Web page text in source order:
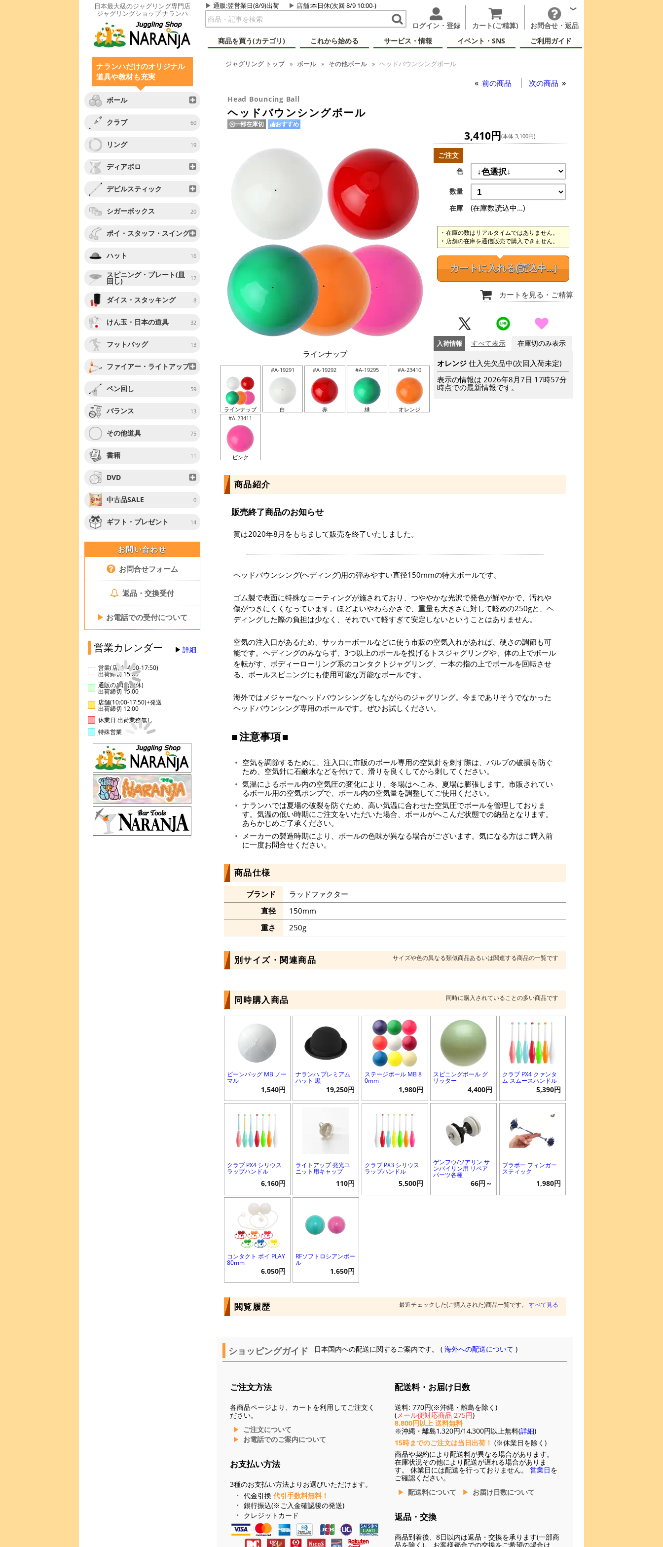
日本最大級のジャグリング専門店
ジャグリングショップ ナランハ
通販:翌営業日(8/9)出荷 店舗:本日休(次回 8/9 10:00-)
ログイン・登録 カート(ご精算)
お問合せ・返品
商品を買う(カテゴリ)
これから始める サービス・情報 イベント・SNS ご利用ガイド
ナランハだけのオリジナル
道具や教材も充実
ボール
クラブ 60
リング 19
ディアボロ
デビルスティック
シガーボックス 20
ポイ・スタッフ・スイング
ハット 16
スピニング・プレート(皿
回し) 12
ダイス・スタッキング 8
けん玉・日本の道具 32
フットバッグ 13
ファイアー・ライトアップ
ペン回し 59
バランス 13
その他道具 75
書籍 11
DVD
中古品SALE 0
ギフト・プレゼント 14
お問い合わせ
お問合せフォーム
返品・交換受付
▶ お電話での受付について
営業カレンダー 詳細
営業(店舗14:00-17:50)
出荷締切 15:00
通販のみ(店舗休)
出荷締切 15:00
店舗(10:00-17:50)+発送
出荷締切 12:00
休業日 出荷業務無し
特殊営業
ジャグリング トップ ボール その他ボール ヘッドバウンシングボール
前の商品 次の商品
Head Bouncing Ball
ヘッドバウンシングボール
一部在庫切 おすすめ
ラインナップ
ラインナップ
#A-19291
白
#A-19292
赤
#A-19295
緑
#A-23410
オレンジ
#A-23411
ピンク
3,410円(本体 3,100円)
ご注文
色
数量
在庫
(在庫数読込中...)
在庫の数はリアルタイムではありません。
店舗の在庫を通信販売で購入できません。
カートに入れる(読込中...)
カートを見る ・ご精算
入荷情報 すべて表示 在庫切のみ表示
オレンジ 仕入先欠品中(次回入荷未定)
表示の情報は 2026年8月7日 17時57分
時点での最新情報です。
商品紹介
販売終了商品のお知らせ
黄は2020年8月をもちまして販売を終了いたしました。
ヘッドバウンシング(ヘディング)用の弾みやすい直径150mmの特大ボールです。
ゴム製で表面に特殊なコーティングが施されており、つややかな光沢で発色が鮮やかで、汚れや
傷がつきにくくなっています。ほどよいやわらかさで、重量も大きさに対して軽めの250gと、ヘ
ディングした際の負担は少なく、それでいて軽すぎて安定しないということはありません。
空気の注入口があるため、サッカーボールなどに使う市販の空気入れがあれば、硬さの調節も可
能です。ヘディングのみならず、3つ以上のボールを投げるトスジャグリングや、体の上でボール
を転がす、ボディーローリング系のコンタクトジャグリング、一本の指の上でボールを回転させ
る、ボールスピニングにも使用可能な万能なボールです。
海外ではメジャーなヘッドバウンシングをしながらのジャグリング。今までありそうでなかった
ヘッドバウンシング専用のボールです。ぜひお試しください。
注意事項
空気を調節するために、注入口に市販のボール専用の空気針を刺す際は、バルブの破損を防ぐ
ため、空気針に石鹸水などを付けて、滑りを良くしてから刺してください。
気温によるボール内の空気圧の変化により、冬場はへこみ、夏場は膨張します。市販されてい
るボール用の空気ポンプで、ボール内の空気量を調整してご使用ください。
ナランハでは夏場の破裂を防ぐため、高い気温に合わせた空気圧でボールを管理しておりま
す。気温の低い時期にご注文をいただいた場合、ボールがへこんだ状態での納品となります。
あらかじめご了承ください。
メーカーの製造時期により、ボールの色味が異なる場合がございます。気になる方はご購入前
に一度お問合せください。
商品仕様
ブランド
ラッドファクター
直径
150mm
重さ
250g
別サイズ・関連商品 サイズや色の異なる類似商品あるいは関連する商品の一覧です
同時購入商品 同時に購入されていることの多い商品です
ビーンバッグ MB ノー
マル
1,540円
ナランハ プレミアム
ハット 黒
19,250円
ステージボール MB 8
0mm
1,980円
スピニングボール グ
リッター
4,400円
クラブ PX4 クァンタ
ム スムースハンドル
5,390円
クラブ PX4 シリウス
ラップハンドル
6,160円
ライトアップ 発光ユ
ニット用キャップ
110円
クラブ PX3 シリウス
ラップハンドル
5,500円
ゲンフウ/ソアリン サ
ンバイリン用 リペア
パーツ各種
66円～
ブラボー フィンガー
スティック
1,980円
コンタクト ポイ PLAY
80mm
6,050円
RFソフトロシアンボー
ル
1,650円
閲覧履歴 最近チェックした(ご購入された)商品一覧です。 すべて見る
ショッピングガイド 日本国内への配送に関するご案内です。 (海外への配送について )
ご注文方法
各商品ページより、カートを利用してご注文く
ださい。
ご注文について
お電話でのご案内について
お支払い方法
3種のお支払い方法よりお選びいただけます。
代金引換 代引手数料無料！
銀行振込(※ご入金確認後の発送)
クレジットカード
配送料・お届け日数
送料: 770円(※沖縄・離島を除く)
(メール便対応商品 275円)
8,800円以上 送料無料
※沖縄・離島1,320円/14,300円以上無料(詳細)
15時までのご注文は当日出荷！ (※休業日を除く)
商品や契約により配送料が異なる場合があります。
在庫状況その他により配送が遅れる場合がありま
す。 休業日には配送を行っておりません。 営業日を
ご確認ください。
配送料について
お届け日数について
返品・交換
商品到着後、8日以内は返品・交換を承ります(一部商
品を除く)。 お客様都合での交換をご希望の場合は、